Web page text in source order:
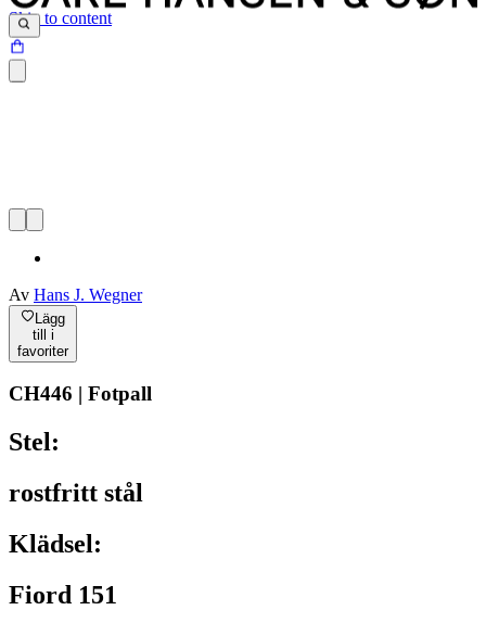
Skip to content
Av Hans J. Wegner
Lägg
till i
favoriter
CH446 | Fotpall
Stel:
rostfritt stål
Klädsel:
Fiord 151